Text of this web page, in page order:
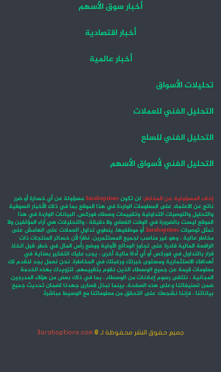
أخبار سوق الأسهم
أخبار اقتصادية
أخبار عالمية
تحليلات الأسواق
التحليل الفني للعملات
التحليل الفني للسلع
التحليل الفني لأسواق الأسهم
إخلاء المسؤولية عن المخاطر: لن تكون3araboptionsمسؤولة عن أي خسارة أو ضرر
ناتج عن الاعتماد على المعلومات الواردة في هذا الموقع بما في ذلك الأخبار السوقية
والتحليل والتوصيات التداولية وتقييمات وسطاء فوركس. البيانات الواردة في هذا
الموقع ليست بالضرورة في الوقت الفعلي ولا دقيقة ، والتحليلات هي آراء المؤلفين ولا
تمثل توصيات3araboptionsأو موظفيها. ينطوي تداول العملات على الهامش على
مخاطر عالية ، وهو غير مناسب لجميع المستثمرين. نظرًا لأن خسائر المنتجات ذات
الرافعة المالية قادرة على تجاوز الودائع الأولية ووضع رأس المال في خطر. قبل اتخاذ
قرار بالتداول في فوركس أو أي أداة مالية أخرى ، يجب عليك التفكير بعناية في
أهدافك الاستثمارية ومستوى خبرتك ورغبتك في المخاطرة. نحن نعمل بجد لنقدم لك
معلومات قيمة عن جميع الوسطاء الذين نقوم بتقييمهم. لتزويدك بهذه الخدمة
المجانية ، نتلقى رسوم إعلانات من الوسطاء ، بما في ذلك بعض من هؤلاء المدرجين
ضمن تصنيفاتنا وعلى هذه الصفحة. بينما نبذل قصارى جهدنا لضمان تحديث جميع
بياناتنا ، فإننا نشجعك على التحقق من معلوماتنا مع الوسيط مباشرةً.
جميع حقوق النشر محفوظة لـ © 3araboptions.com